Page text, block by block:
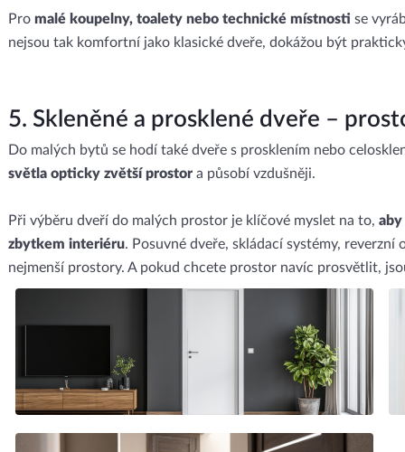
Pro malé koupelny, toalety nebo technické místnosti se
nejsou tak komfortní jako klasické dveře, dokážou být
5. Skleněné a prosklené dveře –
Do malých bytů se hodí také dveře s prosklením nebo
světla opticky zvětší prostora působí vzdušněji.
Při výběru dveří do malých prostor je klíčové myslet na to,
zbytkem interiéru. Posuvné dveře, skládací systémy,
nejmenší prostory. A pokud chcete prostor navíc prosvětlit,